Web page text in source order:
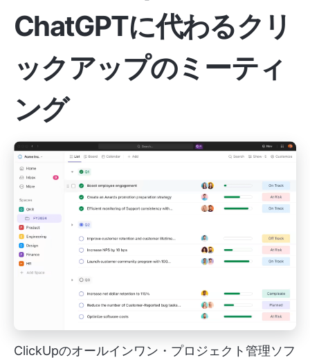
ChatGPTに代わるクリ
ックアップのミーティ
ング
ClickUpのオールインワン・プロジェクト管理ソフ